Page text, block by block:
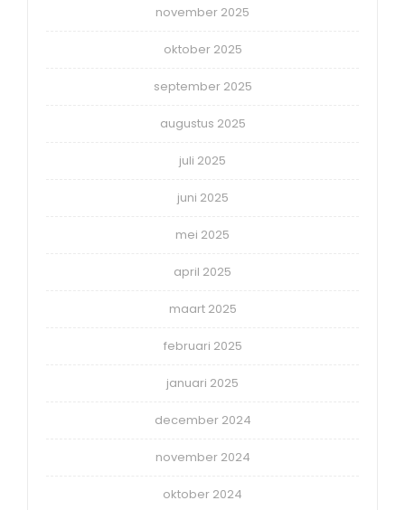
november 2025
oktober 2025
september 2025
augustus 2025
juli 2025
juni 2025
mei 2025
april 2025
maart 2025
februari 2025
januari 2025
december 2024
november 2024
oktober 2024